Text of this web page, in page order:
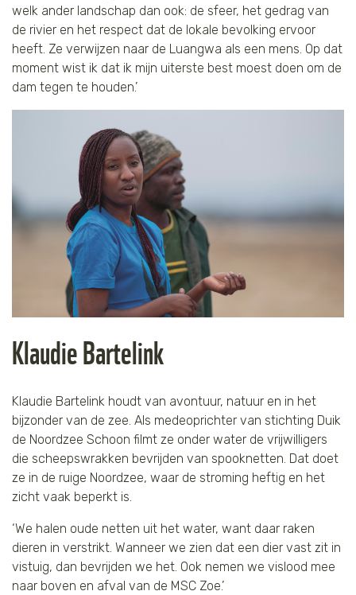
welk ander landschap dan ook: de sfeer, het gedrag van
de rivier en het respect dat de lokale bevolking ervoor
heeft. Ze verwijzen naar de Luangwa als een mens. Op dat
moment wist ik dat ik mijn uiterste best moest doen om de
dam tegen te houden.’
Klaudie Bartelink
Klaudie Bartelink houdt van avontuur, natuur en in het
bijzonder van de zee. Als medeoprichter van stichting Duik
de Noordzee Schoon filmt ze onder water de vrijwilligers
die scheepswrakken bevrijden van spooknetten. Dat doet
ze in de ruige Noordzee, waar de stroming heftig en het
zicht vaak beperkt is.
‘We halen oude netten uit het water, want daar raken
dieren in verstrikt. Wanneer we zien dat een dier vast zit in
vistuig, dan bevrijden we het. Ook nemen we vislood mee
naar boven en afval van de MSC Zoe.’